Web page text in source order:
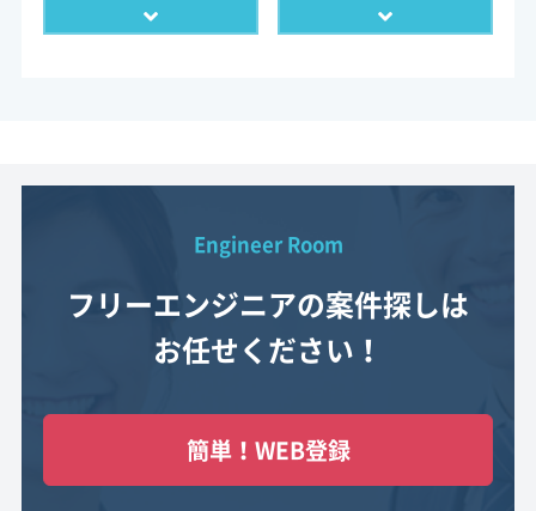
Engineer Room
フリーエンジニアの案件探しは
お任せください！
簡単！WEB登録